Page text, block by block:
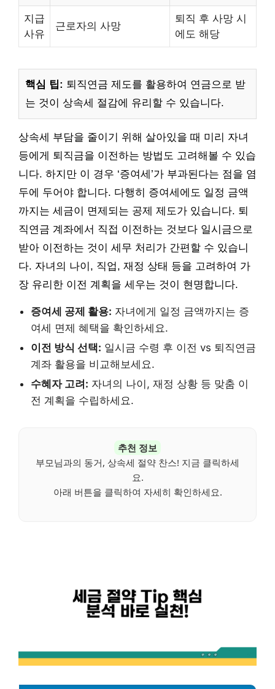
지급
사유
근로자의 사망
퇴직 후 사망 시
에도 해당
핵심 팁: 퇴직연금 제도를 활용하여 연금으로 받
는 것이 상속세 절감에 유리할 수 있습니다.
상속세 부담을 줄이기 위해 살아있을 때 미리 자녀
등에게 퇴직금을 이전하는 방법도 고려해볼 수 있습
니다. 하지만 이 경우 ‘증여세’가 부과된다는 점을 염
두에 두어야 합니다. 다행히 증여세에도 일정 금액
까지는 세금이 면제되는 공제 제도가 있습니다. 퇴
직연금 계좌에서 직접 이전하는 것보다 일시금으로
받아 이전하는 것이 세무 처리가 간편할 수 있습니
다. 자녀의 나이, 직업, 재정 상태 등을 고려하여 가
장 유리한 이전 계획을 세우는 것이 현명합니다.
증여세 공제 활용: 자녀에게 일정 금액까지는 증
여세 면제 혜택을 확인하세요.
이전 방식 선택: 일시금 수령 후 이전 vs 퇴직연금
계좌 활용을 비교해보세요.
수혜자 고려: 자녀의 나이, 재정 상황 등 맞춤 이
전 계획을 수립하세요.
추천 정보
부모님과의 동거, 상속세 절약 찬스! 지금 클릭하세
요.
아래 버튼을 클릭하여 자세히 확인하세요.